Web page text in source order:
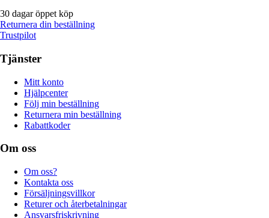
30 dagar öppet köp
Returnera din beställning
Trustpilot
Tjänster
Mitt konto
Hjälpcenter
Följ min beställning
Returnera min beställning
Rabattkoder
Om oss
Om oss?
Kontakta oss
Försäljningsvillkor
Returer och återbetalningar
Ansvarsfriskrivning